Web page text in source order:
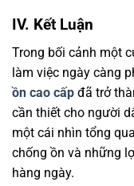
IV. Kết Luận
Trong bối cảnh một
làm việc ngày càng
ồn cao cấp đã trở
cần thiết cho người
một cái nhìn tổng
chống ồn và những
hàng ngày.